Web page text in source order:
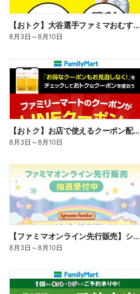
【おトク】大谷選手ファミマおむすび割
8月3日 ～8月10日
【おトク】お店で使えるクーポン配信中
8月3日 ～8月10日
【ファミマオンライン先行販売】シルバニアファミリー
8月3日 ～8月10日